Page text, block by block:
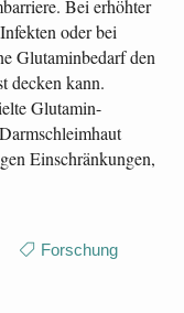
Bei erhöhter
oder bei
Glutaminbedarf den
decken kann.
Glutamin-
Einschränkungen,
Forschung